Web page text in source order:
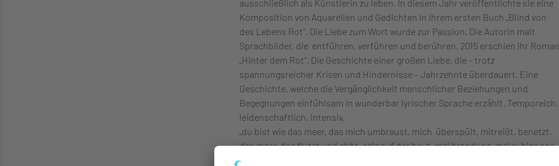
ausschließlich als Künstlerin zu leben. In diesem Jahr veröffentlichte sie eine
Komposition von Aquarellen und Gedichten in ihrem ersten Buch „Blind von
des Lebens Rot“. Die Liebe zum Wort wurde zur Passion. Die Autorin malt
Sprachbilder, die entführen, verführen und berühren. 2015 erschien ihr Roman
„Hinter dem Rot“. Die Geschichte einer großen Liebe, die – trotz
spannungsreicher Krisen und Hindernisse – Jahrzehnte überdauert. Eine
Geschichte, welche die Vergänglichkeit menschlicher Beziehungen und
Begegnungen einfühlsam in wunderbar lyrischer Sprache erzählt. Temporeich,
leidenschaftlich, intensiv.
„du bist wie das meer, das mich umbraust, mich überspült, mitreißt, benetzt.
das meer, das flutet und ebbt. salz auf der haut, mal brandung, mal ruhige see.
meer, das mich umgibt, das mich kühlt, wärmt, erfrischt, das mich trägt,